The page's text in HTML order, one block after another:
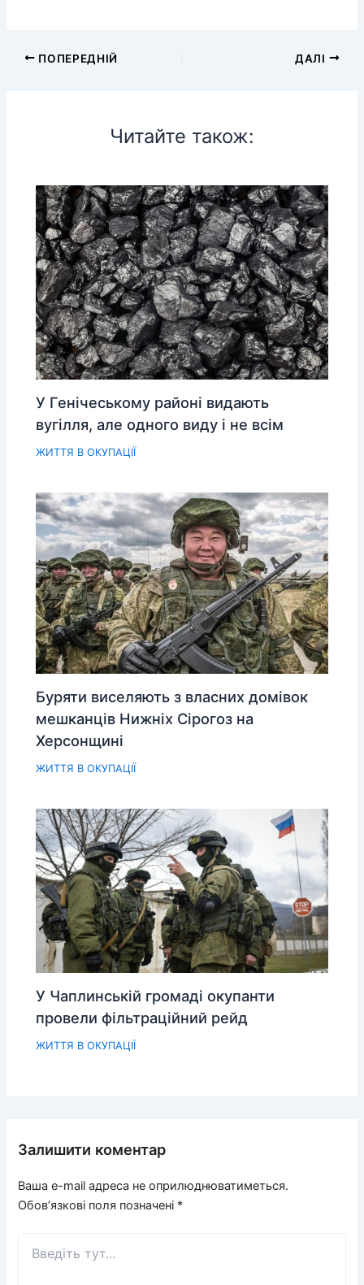
ПОПЕРЕДНІЙ ДАЛІ
Читайте також:
У Генічеському районі видають
вугілля, але одного виду і не всім
ЖИТТЯ В ОКУПАЦІЇ
Буряти виселяють з власних домівок
мешканців Нижніх Сірогоз на
Херсонщині
ЖИТТЯ В ОКУПАЦІЇ
У Чаплинській громаді окупанти
провели фільтраційний рейд
ЖИТТЯ В ОКУПАЦІЇ
Залишити коментар
Ваша e-mail адреса не оприлюднюватиметься.
Обов’язкові поля позначені *
тут...